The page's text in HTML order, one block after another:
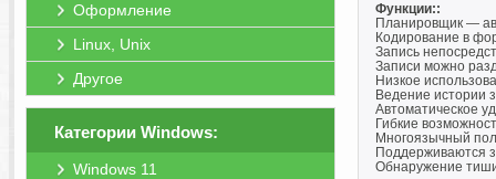
Оформление
Linux, Unix
Другое
Категории Windows:
Windows 11
Функции::
Планировщик —
Кодирование в
Запись
Записи можно
Низкое
Ведение истории
Автоматическое
Гибкие
Многоязычный
Поддерживаются
Обнаружение